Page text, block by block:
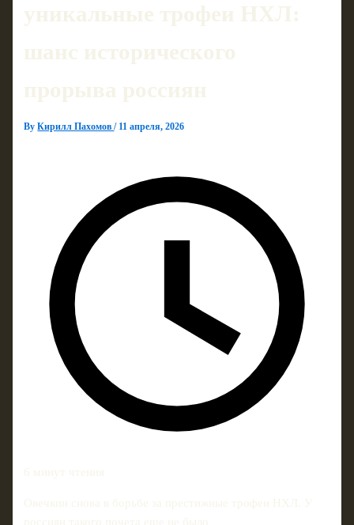
уникальные трофеи НХЛ:
шанс исторического
прорыва россиян
ByКирилл Пахомов/ 11 апреля, 2026
6 минут чтения
Овечкин снова в борьбе за престижные трофеи НХЛ. У
россиян такого почета еще не было